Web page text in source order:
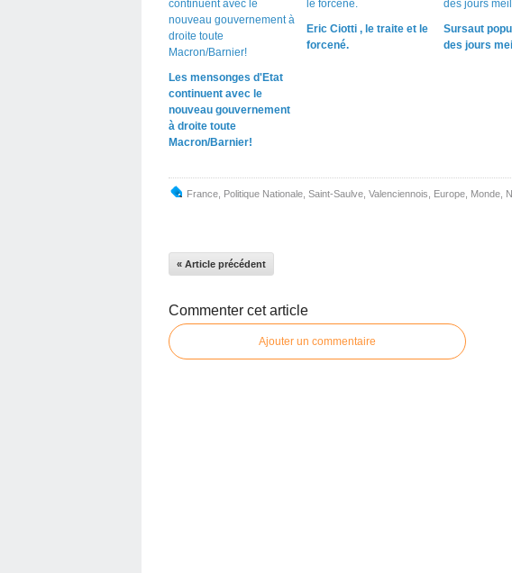
Les mensonges d'Etat
continuent avec le
nouveau gouvernement
à droite toute
Macron/Barnier!
Eric Ciotti , le traite et le
forcené.
Sursaut
des jours
France Politique Nationale Saint-Saulve Valenciennois Europe Monde
« Article précédent
Commenter cet article
Ajouter un commentaire